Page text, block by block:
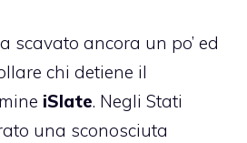
scavato ancora un po’ ed
chi detiene il
iSlate. Negli Stati
una sconosciuta